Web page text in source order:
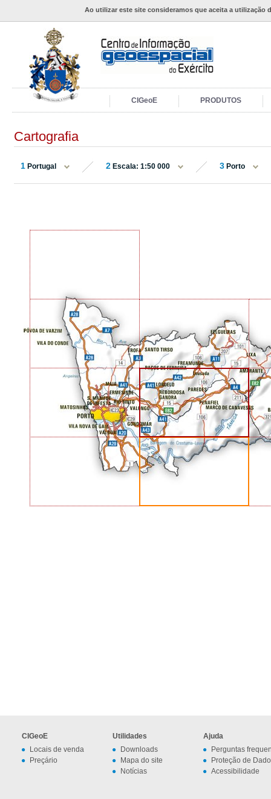
Ao utilizar este site consideramos que aceita a utilização
CIGeoE PRODUTOS
Cartografia
1 Portugal 2 Escala: 1:50 000 3 Porto
CIGeoE
Locais de venda
Preçário
Utilidades
Downloads
Mapa do site
Notícias
Ajuda
Perguntas
Proteção de
Acessibilidade